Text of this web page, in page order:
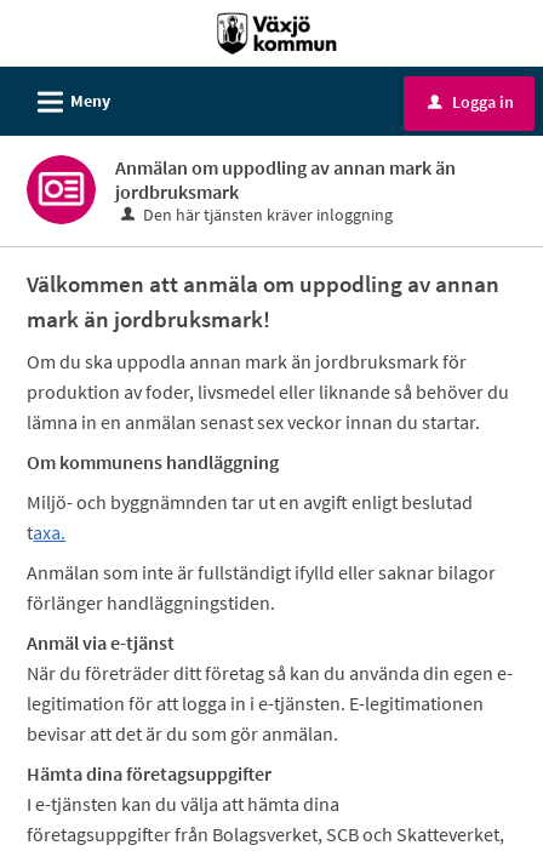
tjänster
Växjö
kommun
L Meny u Logga in
Anmälan om uppodling av annan mark än
jordbruksmark
Den här tjänsten kräver inloggning
Välkommen att anmäla om uppodling av annan
mark än jordbruksmark!
Om du ska uppodla annan mark än jordbruksmark för
produktion av foder, livsmedel eller liknande så behöver du
lämna in en anmälan senast sex veckor innan du startar.
Om kommunens handläggning
Miljö- och byggnämnden tar ut en avgift enligt beslutad
taxa.
Anmälan som inte är fullständigt ifylld eller saknar bilagor
förlänger handläggningstiden.
Anmäl via e-tjänst
När du företräder ditt företag så kan du använda din egen e-
legitimation för att logga in i e-tjänsten. E-legitimationen
bevisar att det är du som gör anmälan.
Hämta dina företagsuppgifter
I e-tjänsten kan du välja att hämta dina
företagsuppgifter från Bolagsverket, SCB och Skatteverket,